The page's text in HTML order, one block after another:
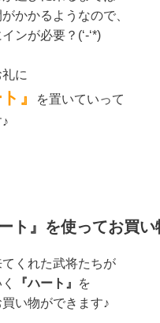
かかるようなので、
ンが必要？(‘-‘*)
に
』
を置いていって
ート』を使ってお買い
くれた武将たちが
『ハート』
を
い物ができます♪